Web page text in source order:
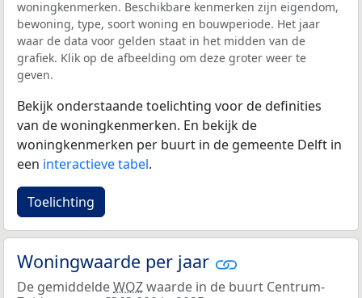
woningkenmerken. Beschikbare kenmerken zijn eigendom,
bewoning, type, soort woning en bouwperiode. Het jaar
waar de data voor gelden staat in het midden van de
grafiek. Klik op de afbeelding om deze groter weer te
geven.
Bekijk onderstaande toelichting voor de definities
van de woningkenmerken. En bekijk de
woningkenmerken per buurt in de gemeente Delft in
een interactieve tabel.
Toelichting
Woningwaarde per jaar
De gemiddeldeWOZwaarde in de buurt Centrum-